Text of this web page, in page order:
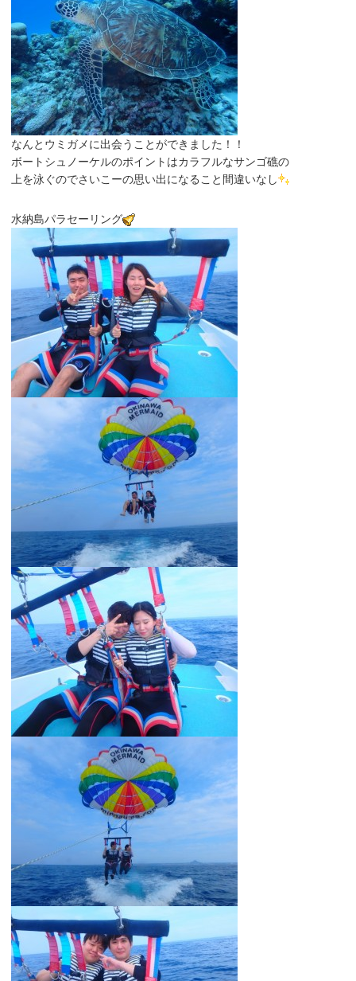
なんとウミガメに出会うことができました！！
ボートシュノーケルのポイントはカラフルなサンゴ礁の
上を泳ぐのでさいこーの思い出になること間違いなし
水納島パラセーリング